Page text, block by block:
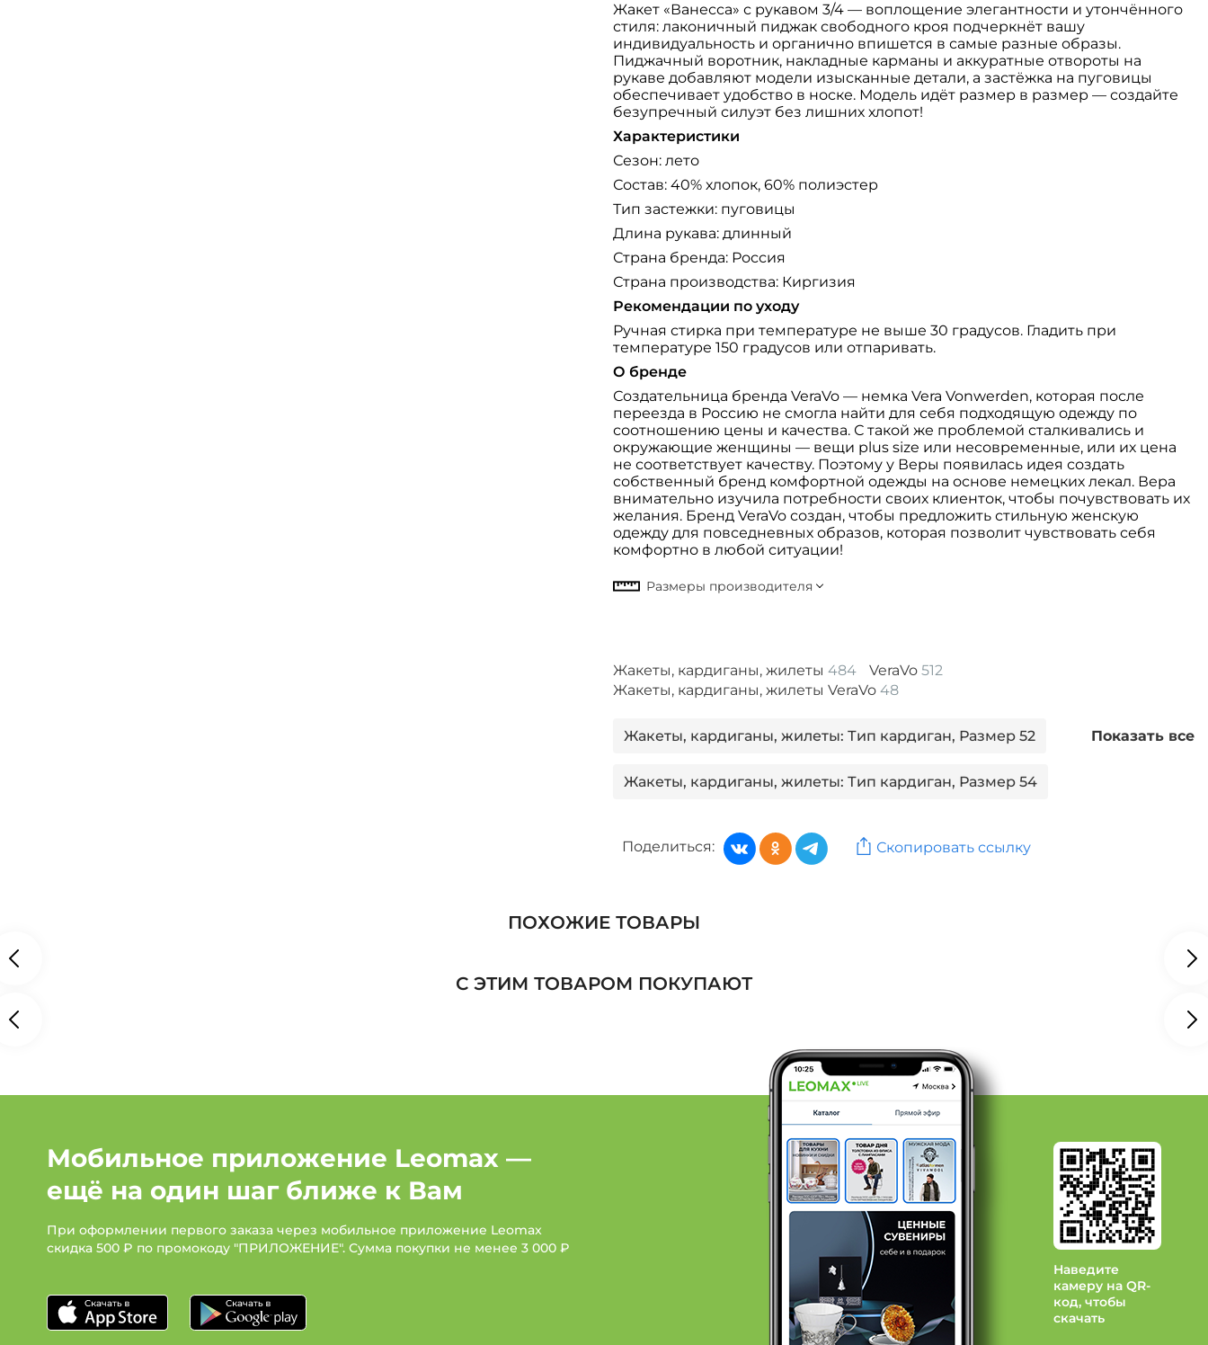
Жакет «Ванесса» с рукавом 3/4 — воплощение элегантности и утончённого
стиля: лаконичный пиджак свободного кроя подчеркнёт вашу
индивидуальность и органично впишется в самые разные образы.
Пиджачный воротник, накладные карманы и аккуратные отвороты на
рукаве добавляют модели изысканные детали, а застёжка на пуговицы
обеспечивает удобство в носке. Модель идёт размер в размер — создайте
безупречный силуэт без лишних хлопот!
Характеристики
Сезон: лето
Состав: 40% хлопок, 60% полиэстер
Тип застежки: пуговицы
Длина рукава: длинный
Страна бренда: Россия
Страна производства: Киргизия
Рекомендации по уходу
Ручная стирка при температуре не выше 30 градусов. Гладить при
температуре 150 градусов или отпаривать.
О бренде
Создательница бренда VeraVo ― немка Vera Vonwerden, которая после
переезда в Россию не смогла найти для себя подходящую одежду по
соотношению цены и качества. С такой же проблемой сталкивались и
окружающие женщины ― вещи plus size или несовременные, или их цена
не соответствует качеству. Поэтому у Веры появилась идея создать
собственный бренд комфортной одежды на основе немецких лекал. Вера
внимательно изучила потребности своих клиенток, чтобы почувствовать их
желания. Бренд VeraVo создан, чтобы предложить стильную женскую
одежду для повседневных образов, которая позволит чувствовать себя
комфортно в любой ситуации!
Жакеты, кардиганы, жилеты 484 VeraVo 512
Жакеты, кардиганы, жилеты VeraVo 48
Жакеты, кардиганы, жилеты: Тип кардиган, Размер 52
Жакеты, кардиганы, жилеты: Тип кардиган, Размер 54
Жакеты, кардиганы, жилеты: Размер 56, Сезон Все
Женская одежда: Бренд DEMIRKOL
Женская одежда: Бренд DIANIDA
Женская одежда: Бренд EL
Показать все
Поделиться: Скопировать ссылку
ПОХОЖИЕ ТОВАРЫ
С ЭТИМ ТОВАРОМ ПОКУПАЮТ
Мобильное приложение Leomax —
ещё на один шаг ближе к Вам
При оформлении первого заказа через мобильное приложение Leomax
скидка 500 ₽ по промокоду "ПРИЛОЖЕНИЕ". Сумма покупки не менее 3 000 ₽
Наведите
камеру на QR-
код, чтобы
скачать